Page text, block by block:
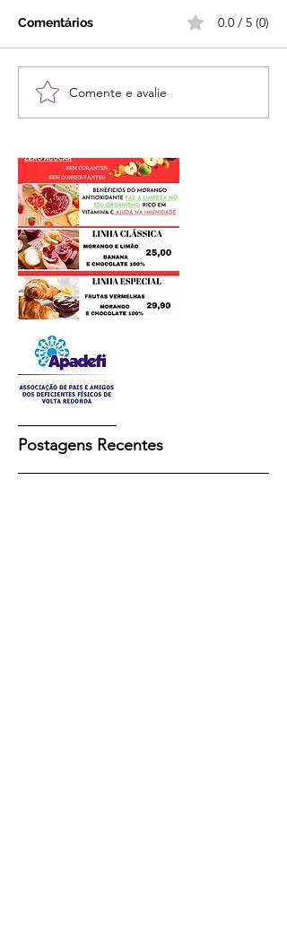
Comentários 0.0 / 5 (0)
Comente e avalie
Postagens Recentes